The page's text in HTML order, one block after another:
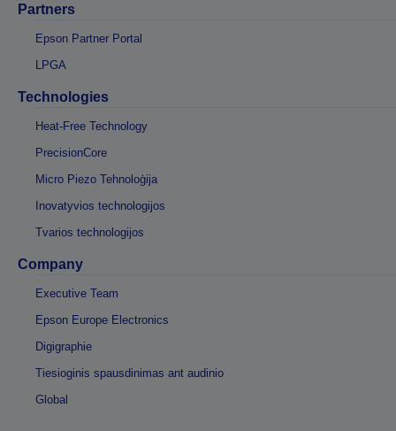
Partners
Epson Partner Portal
LPGA
Technologies
Heat-Free Technology
PrecisionCore
Micro Piezo Tehnoloģija
Inovatyvios technologijos
Tvarios technologijos
Company
Executive Team
Epson Europe Electronics
Digigraphie
Tiesioginis spausdinimas ant audinio
Global